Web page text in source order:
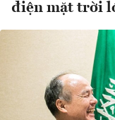
điện mặt trời